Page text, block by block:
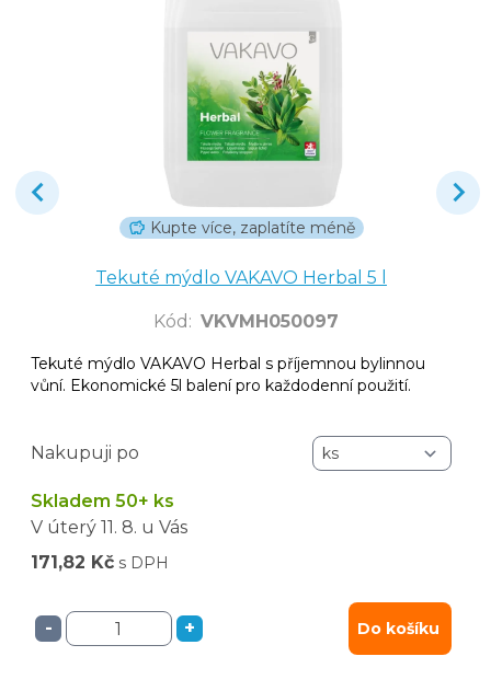
Kupte více, zaplatíte méně
Tekuté mýdlo VAKAVO Herbal 5 l
Kód : VKVMH050097
Tekuté mýdlo VAKAVO Herbal s příjemnou bylinnou
vůní. Ekonomické 5l balení pro každodenní použití.
Nakupuji po
Skladem 50+ ks
V úterý 11. 8. u Vás
171,82 Kč s DPH
- + Do košíku